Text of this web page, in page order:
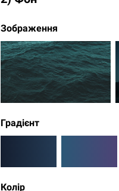
Зображення
Градієнт
Колір